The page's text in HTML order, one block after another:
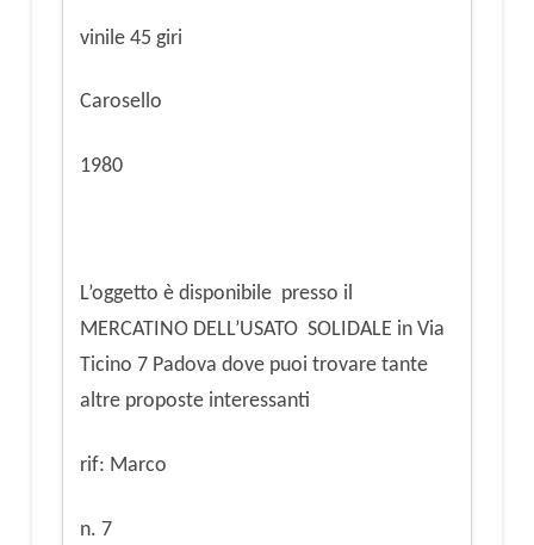
vinile 45 giri
Carosello
1980
L’oggetto è disponibile presso il
MERCATINO DELL’USATO SOLIDALE in Via
Ticino 7 Padova dove puoi trovare tante
altre proposte interessanti
rif: Marco
n. 7